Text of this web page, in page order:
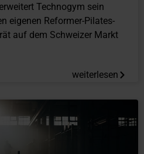
Technogym sein
eigenen Reformer-Pilates-
auf dem Schweizer Markt
weiterlesen